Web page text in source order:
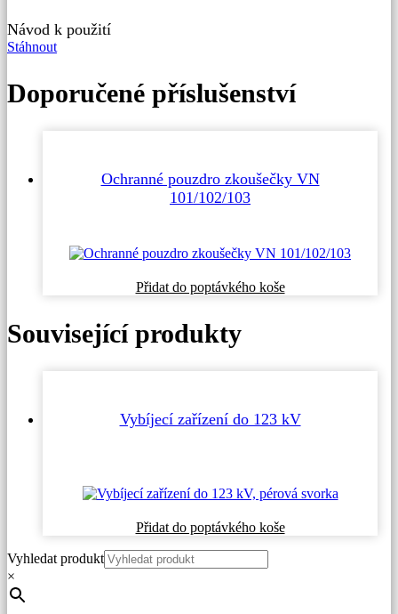
Návod k použití
Stáhnout
Doporučené příslušenství
Ochranné pouzdro zkoušečky VN
101/102/103
Přidat do poptávkého koše
Související produkty
Vybíjecí zařízení do 123 kV
Přidat do poptávkého košeTento
Vyhledat produkt
×